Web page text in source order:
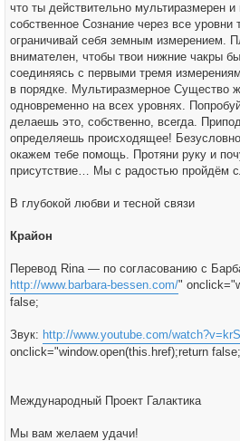
что ты действительно мультиразмерен
собственное Сознание через все уровни
ограничивай себя земным измерением.
внимателен, чтобы твои нижние чакры
соединяясь с первыми тремя
в порядке. Мультиразмерное Существо
одновременно на всех уровнях.
делаешь это, собственно, всегда.
определяешь происходящее!
окажем тебе помощь. Протяни руку и
присутствие… Мы с радостью пройдём
В глубокой любви и тесной связи
Крайон
Перевод Rina — по согласованию с
http://www.barbara-bessen.com/"
false;
Звук: http://www.youtube.com/
onclick="window.open(this.href);return false;
Международный Проект Галактика
Мы вам желаем удачи!